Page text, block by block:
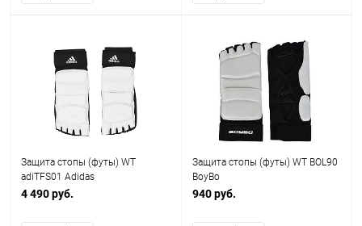
Защита стопы (футы) WT
adiTFS01 Adidas
4 490 руб.
Защита стопы (футы) WT BOL90
BoyBo
940 руб.